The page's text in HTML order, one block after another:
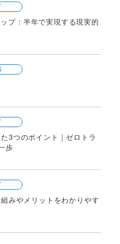
プ：半年で実現する現実的
3つのポイント｜ゼロトラ
歩
みやメリットをわかりやす